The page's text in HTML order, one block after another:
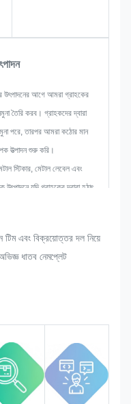
উৎপাদনের আগে আমরা গ্রাহকের
তৈরি করব। গ্রাহকদের দ্বারা
পরে, তারপর আমরা কঠোর মান
উত্পাদন শুরু করি।
স্টিকার, মেটাল লেবেল এবং
উৎপাদনে যদি গ্রাহকের দ্বারা হঠাৎ
করব।
মেটাতে নিশ্চিত করার
এবং বিক্রয়োত্তর দল নিয়ে
ধাতব নেমপ্লেট